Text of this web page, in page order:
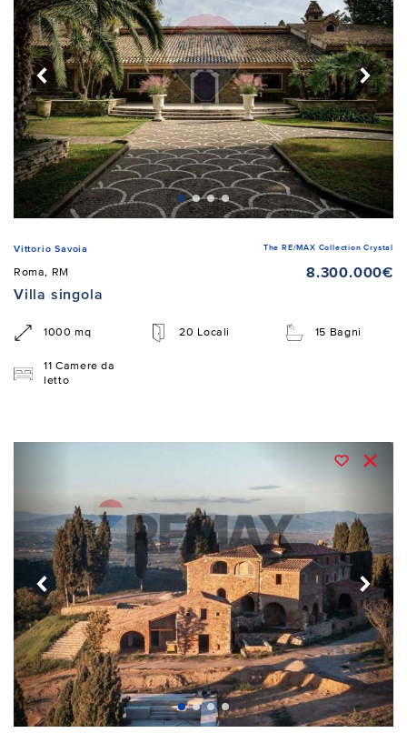
Vittorio Savoia The RE/MAX Collection Crystal
Roma, RM
8.300.000€
Villa singola
1000 mq 20 Locali 15 Bagni
11 Camere da
letto